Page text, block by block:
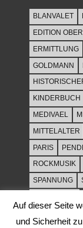
BLANVALET
EDITION
ERMITTLUNG
GOLDMANN
KINDERBUCH
MEDIVAEL
MITTELALTER
PARIS
ROCKMUSIK
SPANNUNG
Auf dieser Seite
und Sicherheit